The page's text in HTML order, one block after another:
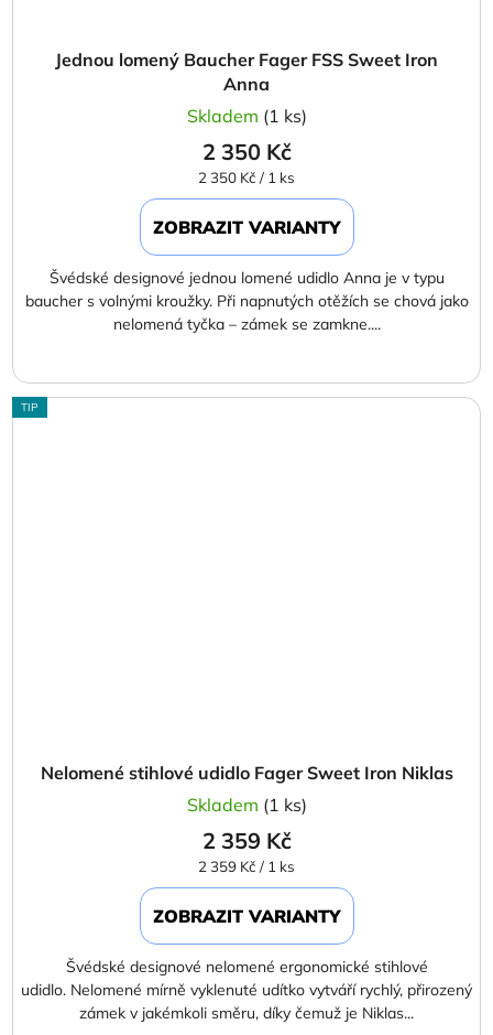
Jednou lomený Baucher Fager FSS Sweet Iron
Anna
Skladem (1 ks)
2 350 Kč
Měrná
cena:
2 350 Kč / 1 ks
ZOBRAZIT VARIANTY
Švédské designové jednou lomené udidlo Anna je v typu
baucher s volnými kroužky. Při napnutých otěžích se chová jako
nelomená tyčka – zámek se zamkne....
TIP
Nelomené stihlové udidlo Fager Sweet Iron Niklas
Skladem (1 ks)
2 359 Kč
Měrná
cena:
2 359 Kč / 1 ks
ZOBRAZIT VARIANTY
Švédské designové nelomené ergonomické stihlové
udidlo. Nelomené mírně vyklenuté udítko vytváří rychlý, přirozený
zámek v jakémkoli směru, díky čemuž je Niklas...